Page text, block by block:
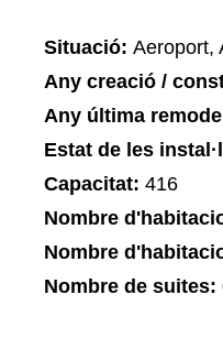
Situació: Aeroport,
Any creació /
Any última
Estat de les
Capacitat: 416
Nombre
Nombre
Nombre de suites: